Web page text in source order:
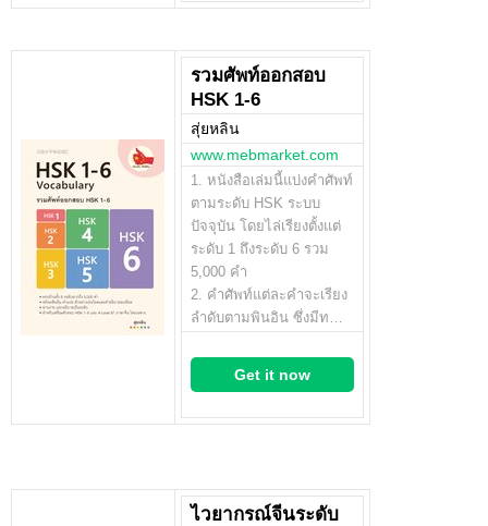
รวมศัพท์ออกสอบ
HSK 1-6
สุ่ยหลิน
www.mebmarket.com
1. หนังสือเล่มนี้แบ่งคำศัพท์
ตามระดับ HSK ระบบ
ปัจจุบัน โดยไล่เรียงตั้งแต่
ระดับ 1 ถึงระดับ 6 รวม
5,000 คำ
2. คำศัพท์แต่ละคำจะเรียง
ลำดับตามพินอิน ซึ่งมีท…
Get it now
ไวยากรณ์จีนระดับ